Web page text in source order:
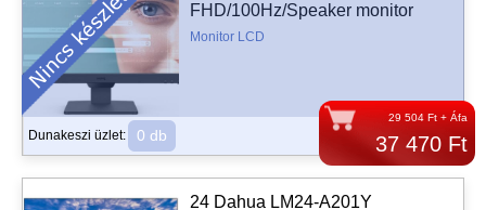
29 504 Ft + Áfa
37 470 Ft
FHD/100Hz/Speaker monitor
Monitor LCD
Dunakeszi üzlet: 0 db
24 Dahua LM24-A201Y